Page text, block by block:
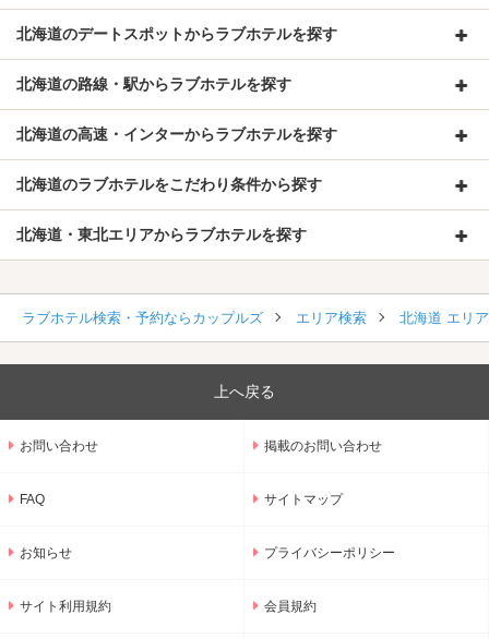
北海道のデートスポットからラブホテルを探す
北海道の路線・駅からラブホテルを探す
北海道の高速・インターからラブホテルを探す
北海道のラブホテルをこだわり条件から探す
北海道・東北エリアからラブホテルを探す
ラブホテル検索・予約ならカップルズ エリア検索 北海道 エリ
上へ戻る
お問い合わせ 掲載のお問い合わせ
FAQ サイトマップ
お知らせ プライバシーポリシー
サイト利用規約 会員規約